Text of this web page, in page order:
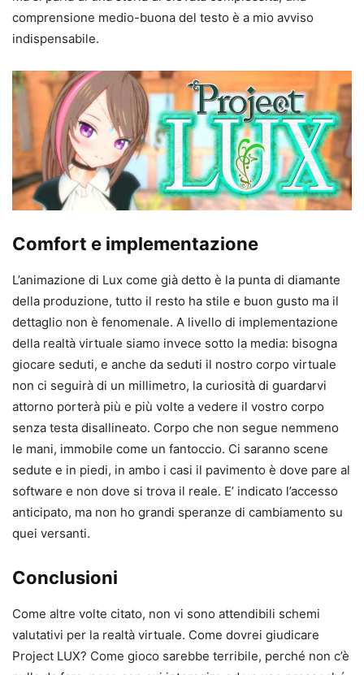
comprensione medio-buona del testo è a mio avviso
indispensabile.
Comfort e implementazione
L’animazione di Lux come già detto è la punta di diamante
della produzione, tutto il resto ha stile e buon gusto ma il
dettaglio non è fenomenale. A livello di implementazione
della realtà virtuale siamo invece sotto la media: bisogna
giocare seduti, e anche da seduti il nostro corpo virtuale
non ci seguirà di un millimetro, la curiosità di guardarvi
attorno porterà più e più volte a vedere il vostro corpo
senza testa disallineato. Corpo che non segue nemmeno
le mani, immobile come un fantoccio. Ci saranno scene
sedute e in piedi, in ambo i casi il pavimento è dove pare al
software e non dove si trova il reale. E’ indicato l’accesso
anticipato, ma non ho grandi speranze di cambiamento su
quei versanti.
Conclusioni
Come altre volte citato, non vi sono attendibili schemi
valutativi per la realtà virtuale. Come dovrei giudicare
Project LUX? Come gioco sarebbe terribile, perché non c’è